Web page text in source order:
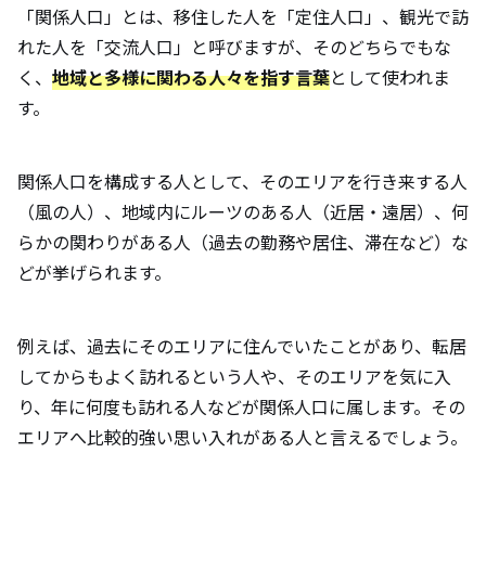
「関係人口」とは、移住した人を「定住人口」、観光で訪
れた人を「交流人口」と呼びますが、そのどちらでもな
く、 地域と多様に関わる人々を指す言葉として使われま
す。
関係人口を構成する人として、そのエリアを行き来する人
（風の人）、地域内にルーツのある人（近居・遠居）、何
らかの関わりがある人（過去の勤務や居住、滞在など）な
どが挙げられます。
例えば、過去にそのエリアに住んでいたことがあり、転居
してからもよく訪れるという人や、そのエリアを気に入
り、年に何度も訪れる人などが関係人口に属します。その
エリアへ比較的強い思い入れがある人と言えるでしょう。